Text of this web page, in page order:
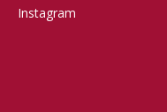
Instagram